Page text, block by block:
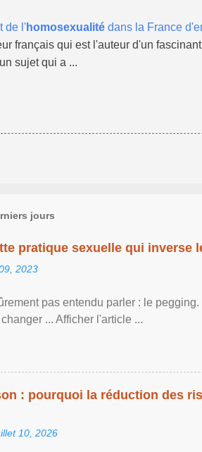
de l'homosexualité dans la France
français qui est l'auteur d'un
sujet qui a ...
jours
pratique sexuelle qui inverse
2023
pas entendu parler : le
... Afficher l'article ...
: pourquoi la réduction des
10, 2026